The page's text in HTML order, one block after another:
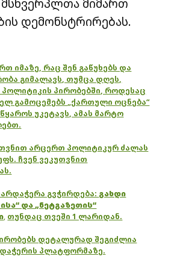
მიმართ
დემონსტრირებას.
იმაზე, რაც შენ გაწუხებს და
გიმალავს, თუმცა დღეს,
პირობებში, როდესაც
გამოცემებს „ქართული ოცნება“
უკეტავს, ამას მარტო
არცერთ პოლიტიკურ ძალას
ჩვენ ვეკუთვნით
გვჭირდება: გახდი
და „ნეტგაზეთის“
, თუნდაც თვეში 1 ლარიდან.
დეტალურად შეგიძლია
პლატფორმაზე.